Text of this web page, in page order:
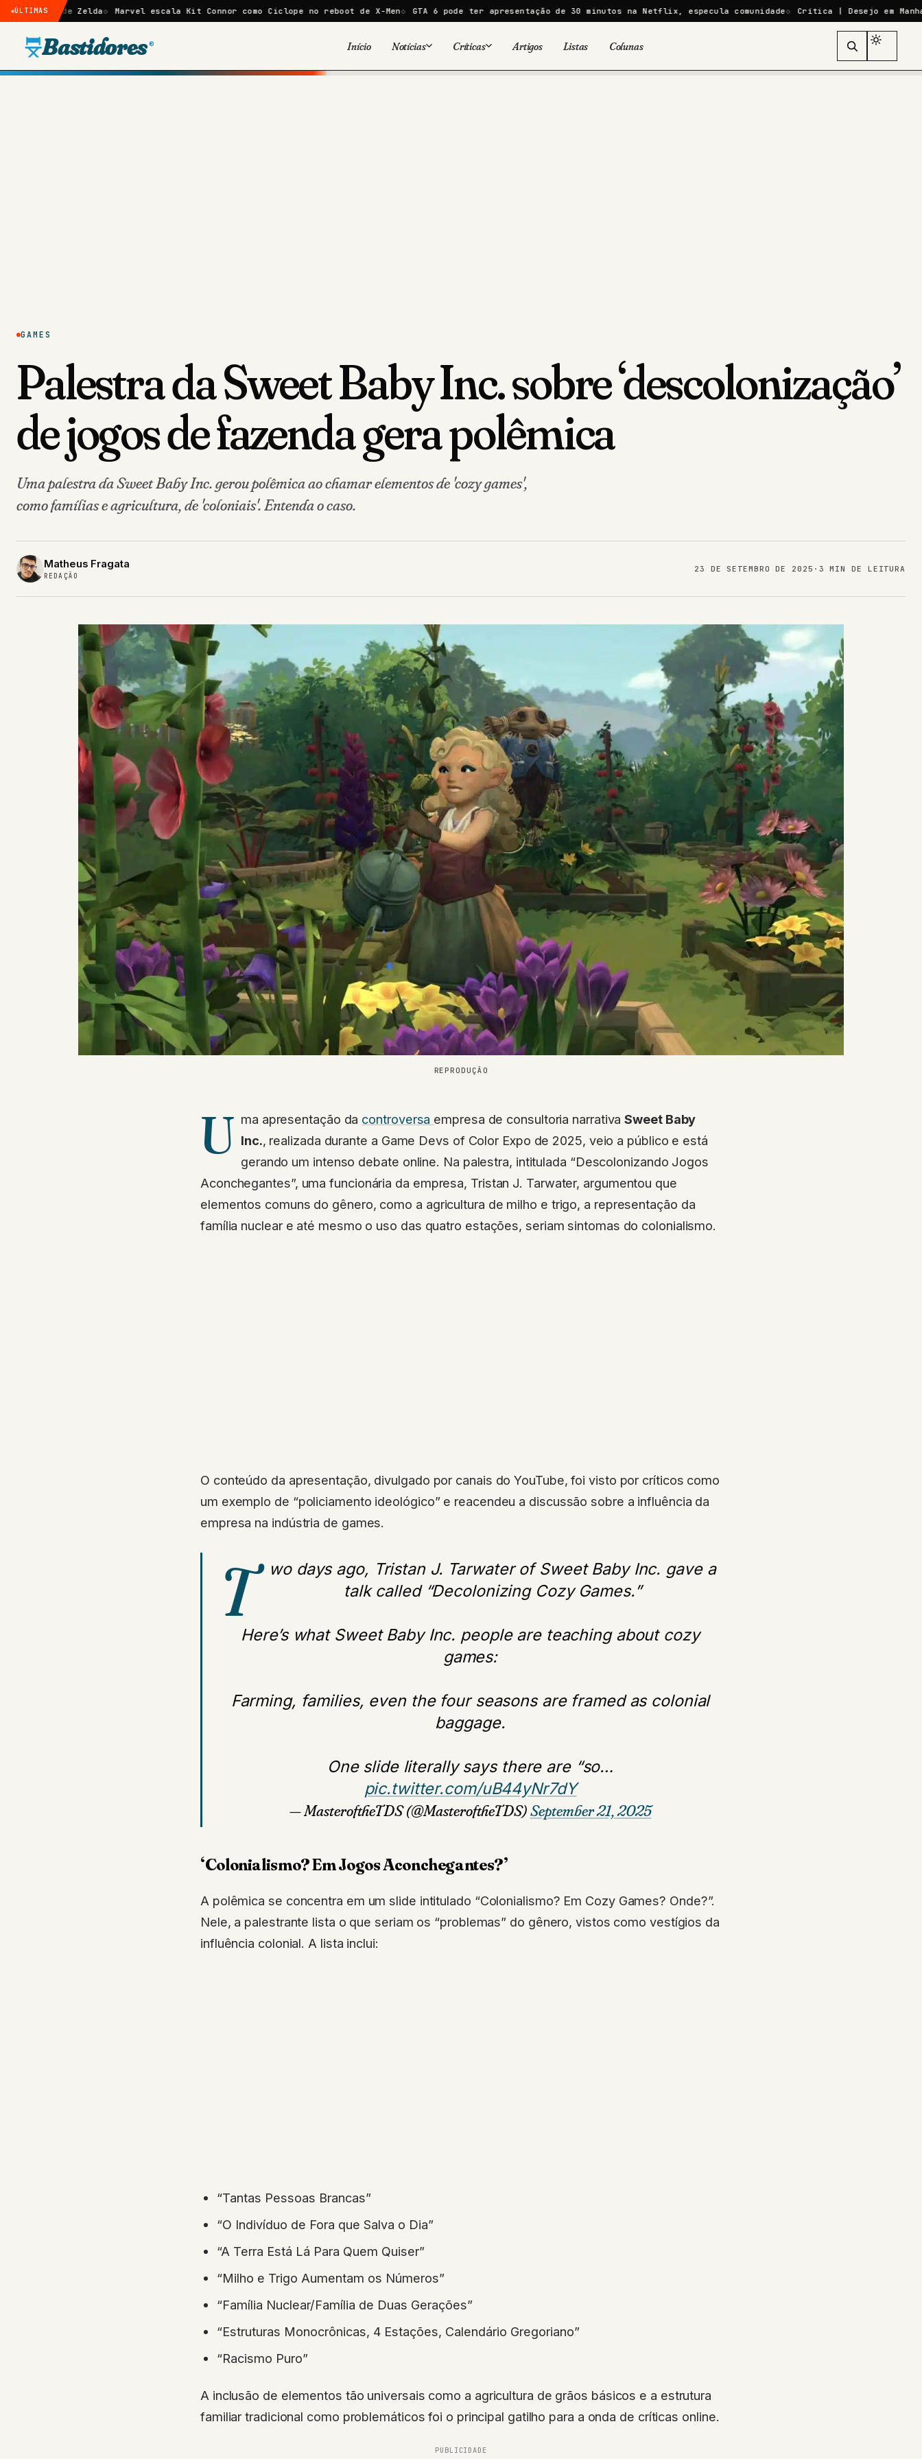
ÚLTIMAS
Zelda Marvel escala Kit Connor como Ciclope no reboot de X-Men GTA 6 pode ter apresentação de 30 minutos na Netflix, especula comunidade Crítica | Desejo em Manhattan
Bastidores ® Início Notícias Críticas Artigos Listas Colunas
GAMES
Palestra da Sweet Baby Inc. sobre ‘descolonização’
de jogos de fazenda gera polêmica
Uma palestra da Sweet Baby Inc. gerou polêmica ao chamar elementos de 'cozy games',
como famílias e agricultura, de 'coloniais'. Entenda o caso.
Matheus Fragata
REDAÇÃO
23 DE SETEMBRO DE 2025 · 3 MIN DE LEITURA
REPRODUÇÃO
U ma apresentação da controversa empresa de consultoria narrativaSweet Baby
Inc., realizada durante a Game Devs of Color Expo de 2025, veio a público e está
gerando um intenso debate online. Na palestra, intitulada “Descolonizando Jogos
Aconchegantes”, uma funcionária da empresa, Tristan J. Tarwater, argumentou que
elementos comuns do gênero, como a agricultura de milho e trigo, a representação da
família nuclear e até mesmo o uso das quatro estações, seriam sintomas do colonialismo.
O conteúdo da apresentação, divulgado por canais do YouTube, foi visto por críticos como
um exemplo de “policiamento ideológico” e reacendeu a discussão sobre a influência da
empresa na indústria de games.
T
wo days ago, Tristan J. Tarwater of Sweet Baby Inc. gave a
talk called “Decolonizing Cozy Games.”
Here’s what Sweet Baby Inc. people are teaching about cozy
games:
Farming, families, even the four seasons are framed as colonial
baggage.
One slide literally says there are “so…
pic.twitter.com/uB44yNr7dY
— MasteroftheTDS (@MasteroftheTDS)September 21, 2025
‘Colonialismo? Em Jogos Aconchegantes?’
A polêmica se concentra em um slide intitulado “Colonialismo? Em Cozy Games? Onde?”.
Nele, a palestrante lista o que seriam os “problemas” do gênero, vistos como vestígios da
influência colonial. A lista inclui:
“Tantas Pessoas Brancas”
“O Indivíduo de Fora que Salva o Dia”
“A Terra Está Lá Para Quem Quiser”
“Milho e Trigo Aumentam os Números”
“Família Nuclear/Família de Duas Gerações”
“Estruturas Monocrônicas, 4 Estações, Calendário Gregoriano”
“Racismo Puro”
A inclusão de elementos tão universais como a agricultura de grãos básicos e a estrutura
familiar tradicional como problemáticos foi o principal gatilho para a onda de críticas online.
PUBLICIDADE